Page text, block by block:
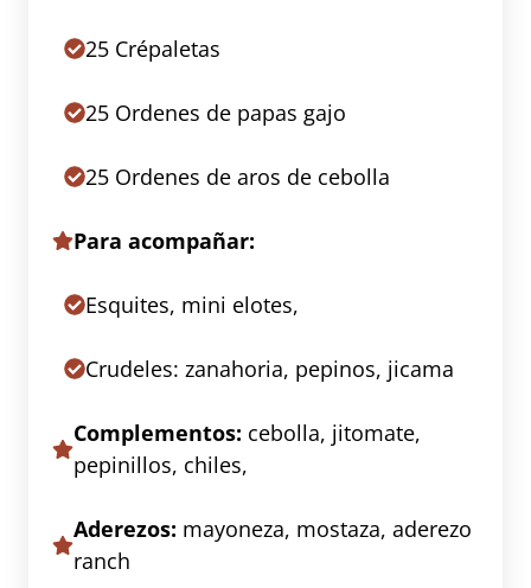
25 Crépaletas
25 Ordenes de papas gajo
25 Ordenes de aros de cebolla
Para acompañar:
Esquites, mini elotes,
Crudeles: zanahoria, pepinos, jicama
Complementos: cebolla, jitomate,
pepinillos, chiles,
Aderezos: mayoneza, mostaza, aderezo
ranch